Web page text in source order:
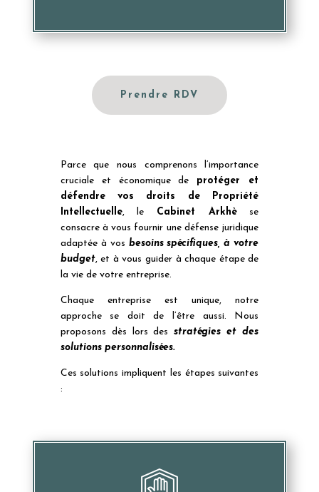
Prendre RDV
Parce que nous comprenons l’importance
cruciale et économique de protéger et
défendre vos droits de Propriété
Intellectuelle, le Cabinet Arkhèse
consacre à vous fournir une défense juridique
adaptée à vos besoins spécifiques, à votre
budget, et à vous guider à chaque étape de
la vie de votre entreprise.
Chaque entreprise est unique, notre
approche se doit de l’être aussi. Nous
proposons dès lors desstratégies et des
solutions personnalisées.
Ces solutions impliquent les étapes suivantes
: